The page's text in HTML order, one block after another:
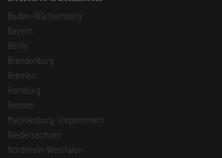
Baden-Württemberg
Bayern
Berlin
Brandenburg
Bremen
Hamburg
Hessen
Mecklenburg-Vorpommern
Niedersachsen
Nordrhein-Westfalen